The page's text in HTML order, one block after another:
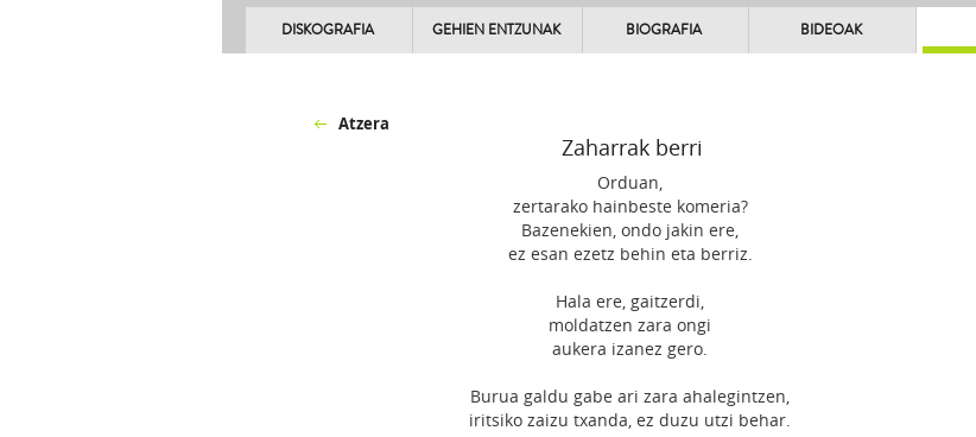
DISKOGRAFIA GEHIEN ENTZUNAK BIOGRAFIA BIDEOAK
Atzera
Zaharrak berri
Orduan,
zertarako hainbeste komeria?
Bazenekien, ondo jakin ere,
ez esan ezetz behin eta berriz.
Hala ere, gaitzerdi,
moldatzen zara ongi
aukera izanez gero.
Burua galdu gabe ari zara ahalegintzen,
iritsiko zaizu txanda, ez duzu utzi behar.